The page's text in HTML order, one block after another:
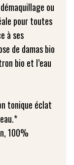
ou
pour toutes
à ses
de damas bio
bio et l’eau
tonique éclat
100%